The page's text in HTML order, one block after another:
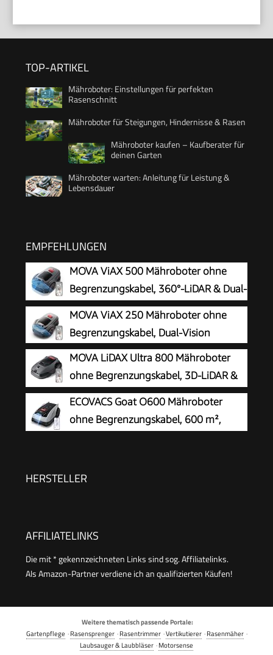
TOP-ARTIKEL
Mähroboter: Einstellungen für perfekten
Rasenschnitt
Mähroboter für Steigungen, Hindernisse & Rasen
Mähroboter kaufen – Kaufberater für
deinen Garten
Mähroboter warten: Anleitung für Leistung &
Lebensdauer
EMPFEHLUNGEN
MOVA ViAX 500 Mähroboter ohne
Begrenzungskabel, 360°-LiDAR & Dual-
KI-Vision
MOVA ViAX 250 Mähroboter ohne
Begrenzungskabel, Dual-Vision
MOVA LiDAX Ultra 800 Mähroboter
ohne Begrenzungskabel, 3D-LiDAR &
KI Vision
ECOVACS Goat O600 Mähroboter
ohne Begrenzungskabel, 600 m²,
Steuerung, passiert 0,7 m schmale Stellen
HERSTELLER
AFFILIATELINKS
Die mit * gekennzeichneten Links sind sog. Affiliatelinks.
Als Amazon-Partner verdiene ich an qualifizierten Käufen!
Weitere thematisch passende Portale:
Gartenpflege ·Rasensprenger·Rasentrimmer·Vertikutierer·Rasenmäher·
Laubsauger & Laubbläser ·Motorsense